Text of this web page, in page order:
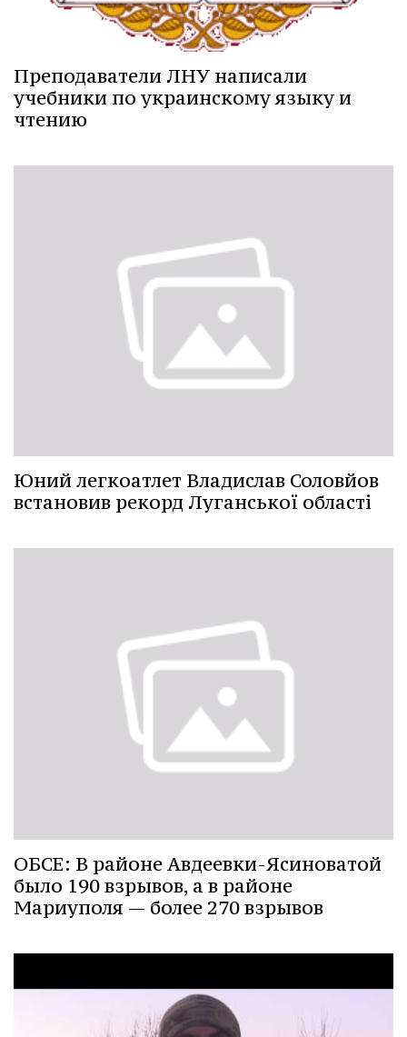
Преподаватели ЛНУ написали
учебники по украинскому языку и
чтению
Юний легкоатлет Владислав Соловйов
встановив рекорд Луганської області
ОБСЕ: В районе Авдеевки-Ясиноватой
было 190 взрывов, а в районе
Мариуполя — более 270 взрывов